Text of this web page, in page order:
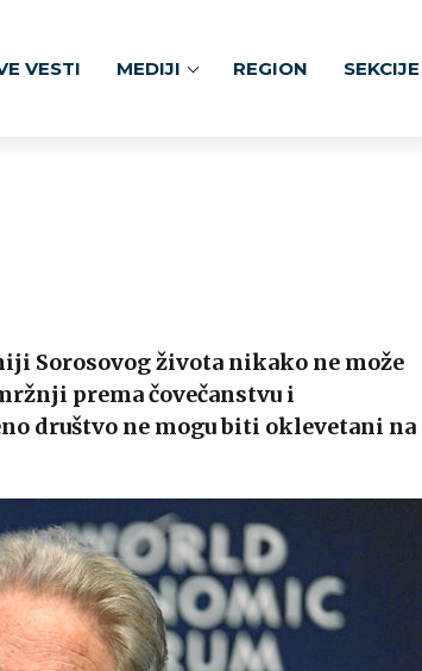
VESTI MEDIJI REGION SEKCIJE
Sorosovog života nikako ne može
prema čovečanstvu i
društvo ne mogu biti oklevetani na